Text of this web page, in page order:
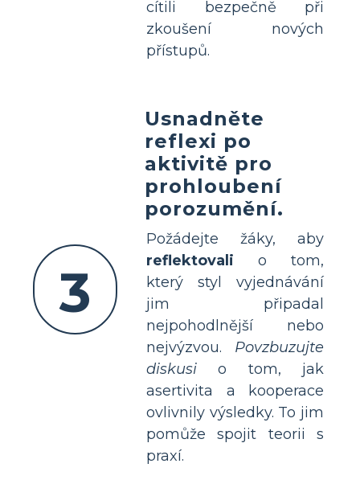
cítili bezpečně při
zkoušení nových
přístupů.
3
Usnadněte
reflexi po
aktivitě pro
prohloubení
porozumění.
Požádejte žáky, aby
reflektovali o tom,
který styl vyjednávání
jim připadal
nejpohodlnější nebo
nejvýzvou. Povzbuzujte
diskusi o tom, jak
asertivita a kooperace
ovlivnily výsledky. To jim
pomůže spojit teorii s
praxí.